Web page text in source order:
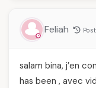
Feliah
salam bina, j’en
has been , avec